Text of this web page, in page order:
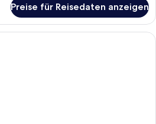
Preise für Reisedaten anzeigen